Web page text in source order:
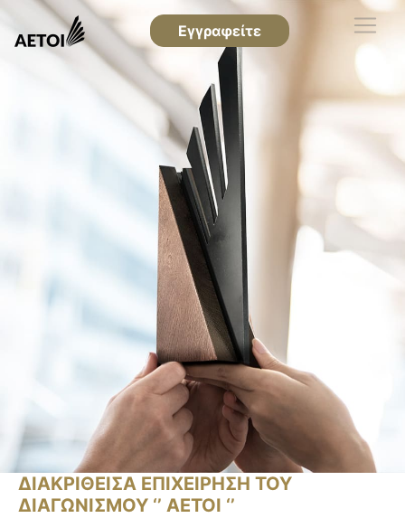
Εγγραφείτε
ΔΙΑΚΡΙΘΕΙΣΑ ΕΠΙΧΕΙΡΗΣΗ ΤΟΥ
ΔΙΑΓΩΝΙΣΜΟΥ ‘’ ΑΕΤΟΙ ‘’